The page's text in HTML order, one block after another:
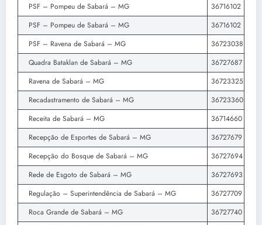
PSF – Pompeu de Sabará – MG
36716102
PSF – Pompeu de Sabará – MG
36716102
PSF – Ravena de Sabará – MG
36723038
Quadra Bataklan de Sabará – MG
36727687
Ravena de Sabará – MG
36723325
Recadastramento de Sabará – MG
36723360
Receita de Sabará – MG
36714660
Recepção de Esportes de Sabará – MG
36727679
Recepção do Bosque de Sabará – MG
36727694
Rede de Esgoto de Sabará – MG
36727693
Regulação – Superintendência de Sabará – MG
36727709
Roca Grande de Sabará – MG
36727740